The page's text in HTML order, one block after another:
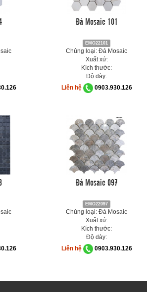
Đá Mosaic 101
EMO22101
Chủng loại: Đá Mosaic
Xuất xứ:
Kích thước:
Độ dày:
Liên hệ
0903.930.126
Đá Mosaic 097
EMO22097
Chủng loại: Đá Mosaic
Xuất xứ:
Kích thước:
Độ dày:
Liên hệ
0903.930.126